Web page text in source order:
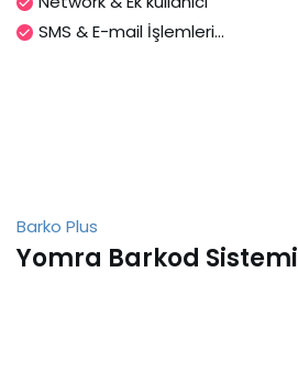
SMS & E-mail İşlemleri...
Barko Plus
Yomra Barkod Sistemi